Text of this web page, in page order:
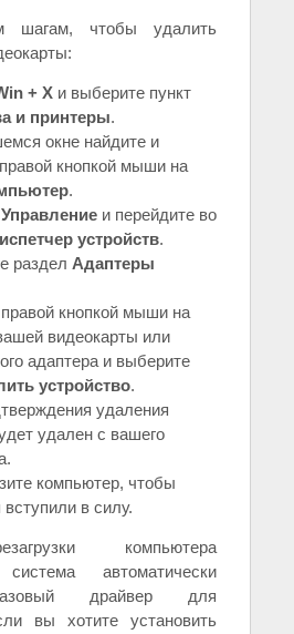
шагам, чтобы удалить
+ X и выберите пункт
и принтеры.
окне найдите и
кнопкой мыши на
.
Управление и перейдите во
устройств.
раздел Адаптеры
кнопкой мыши на
видеокарты или
адаптера и выберите
устройство.
удаления
удален с вашего
компьютер, чтобы
в силу.
компьютера
автоматически
драйвер для
вы хотите установить